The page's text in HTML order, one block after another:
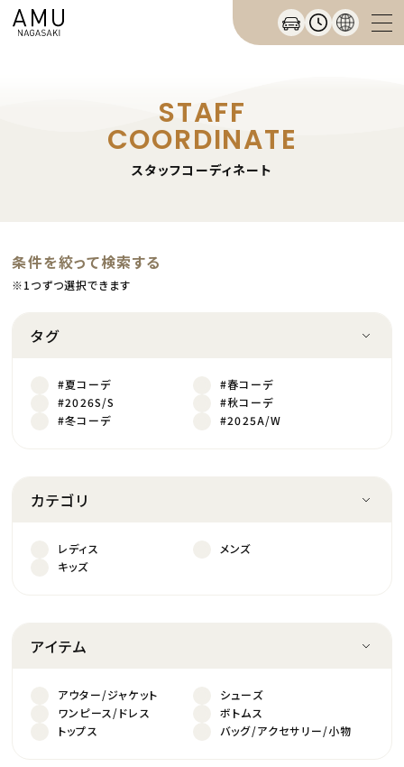
STAFF
COORDINATE
スタッフコーディネート
条件を絞って検索する
※1つずつ選択できます
タグ
#夏コーデ
#春コーデ
#2026S/S
#秋コーデ
#冬コーデ
#2025A/W
カテゴリ
レディス
メンズ
キッズ
アイテム
アウター/ジャケット
シューズ
ワンピース/ドレス
ボトムス
トップス
バッグ/アクセサリー/小物